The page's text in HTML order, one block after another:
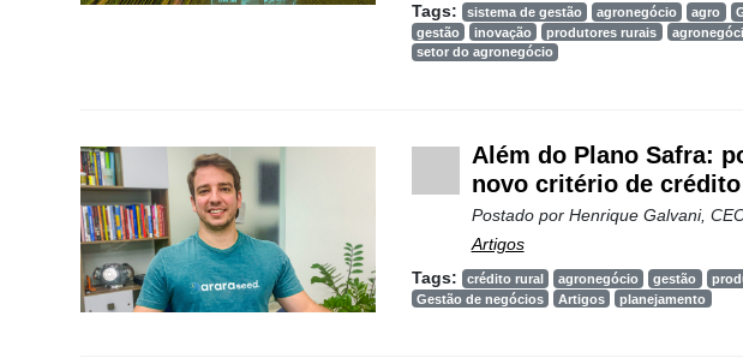
Tags: sistema de gestão agronegócio agro
gestão
inovação produtores rurais
setor do agronegócio
Além do Plano Safra:
novo critério de
Postado por Henrique Galvani,
Artigos
Tags: crédito rural agronegócio gestão
Gestão de negócios
Artigos planejamento